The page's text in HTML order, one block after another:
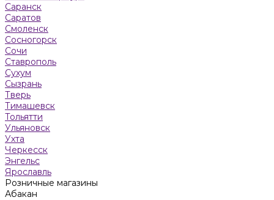
Саранск
Саратов
Смоленск
Сосногорск
Сочи
Ставрополь
Сухум
Сызрань
Тверь
Тимашевск
Тольятти
Ульяновск
Ухта
Черкесск
Энгельс
Ярославль
Розничные магазины
Абакан